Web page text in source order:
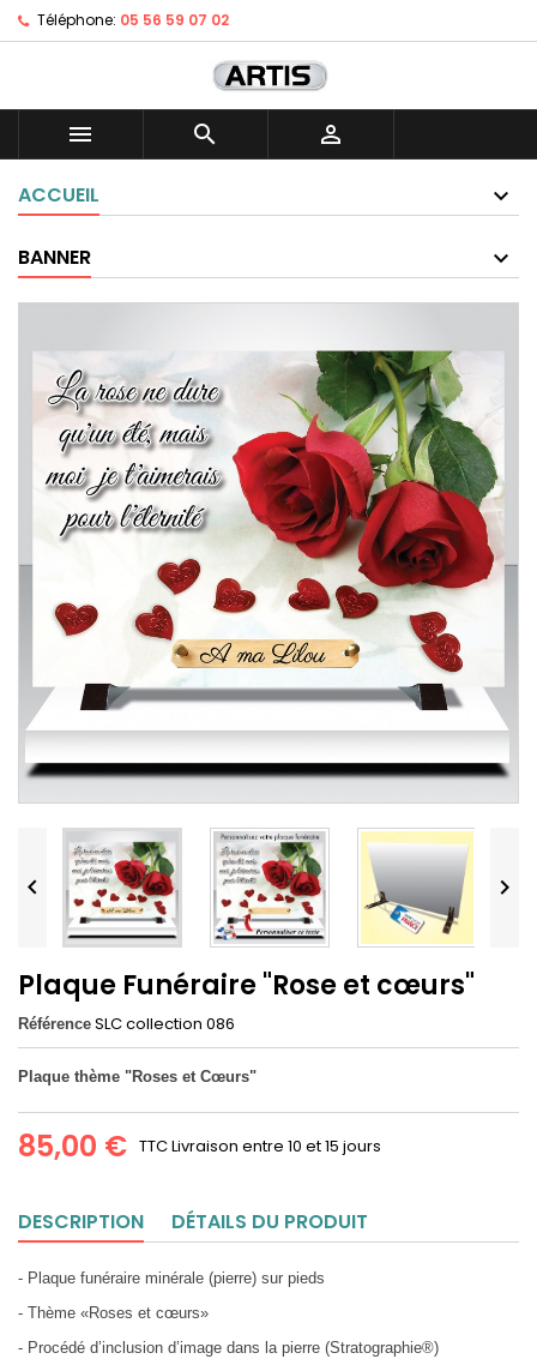
Téléphone: 05 56 59 07 02
  
ACCUEIL
BANNER
 
Plaque Funéraire "Rose et cœurs"
Référence SLC collection 086
Plaque thème "Roses et Cœurs"
85,00 € TTCLivraison entre 10 et 15 jours
DESCRIPTION DÉTAILS DU PRODUIT
- Plaque funéraire minérale (pierre) sur pieds
- Thème «Roses et cœurs»
- Procédé d’inclusion d’image dans la pierre (Stratographie®)